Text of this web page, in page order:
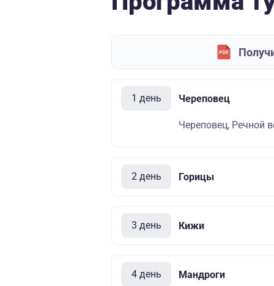
1 день Череповец
Череповец, Речной
2 день Горицы
3 день Кижи
4 день Мандроги